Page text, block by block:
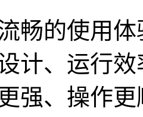
畅的使用
计、运行
强、操作